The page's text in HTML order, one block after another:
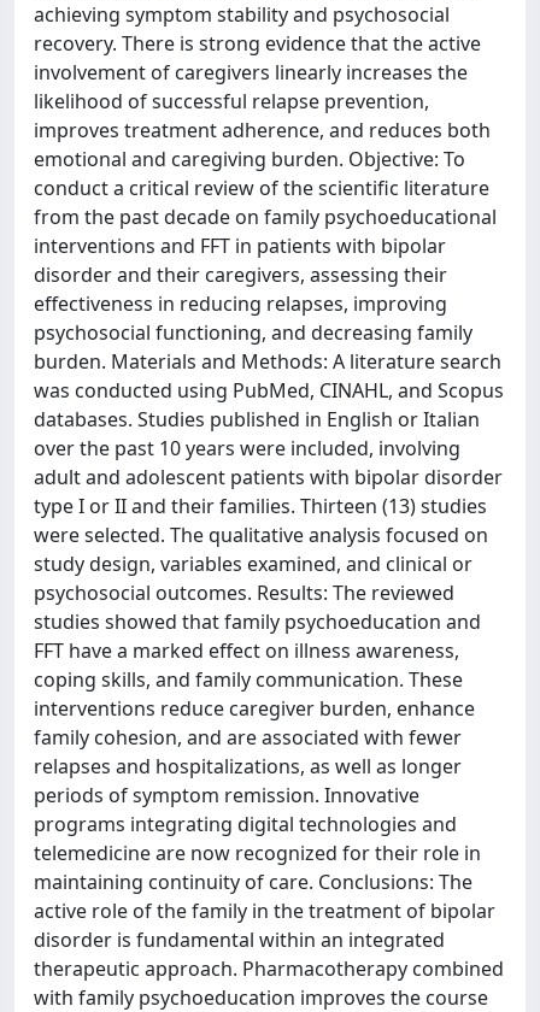
achieving symptom stability and psychosocial
recovery. There is strong evidence that the active
involvement of caregivers linearly increases the
likelihood of successful relapse prevention,
improves treatment adherence, and reduces both
emotional and caregiving burden. Objective: To
conduct a critical review of the scientific literature
from the past decade on family psychoeducational
interventions and FFT in patients with bipolar
disorder and their caregivers, assessing their
effectiveness in reducing relapses, improving
psychosocial functioning, and decreasing family
burden. Materials and Methods: A literature search
was conducted using PubMed, CINAHL, and Scopus
databases. Studies published in English or Italian
over the past 10 years were included, involving
adult and adolescent patients with bipolar disorder
type I or II and their families. Thirteen (13) studies
were selected. The qualitative analysis focused on
study design, variables examined, and clinical or
psychosocial outcomes. Results: The reviewed
studies showed that family psychoeducation and
FFT have a marked effect on illness awareness,
coping skills, and family communication. These
interventions reduce caregiver burden, enhance
family cohesion, and are associated with fewer
relapses and hospitalizations, as well as longer
periods of symptom remission. Innovative
programs integrating digital technologies and
telemedicine are now recognized for their role in
maintaining continuity of care. Conclusions: The
active role of the family in the treatment of bipolar
disorder is fundamental within an integrated
therapeutic approach. Pharmacotherapy combined
with family psychoeducation improves the course